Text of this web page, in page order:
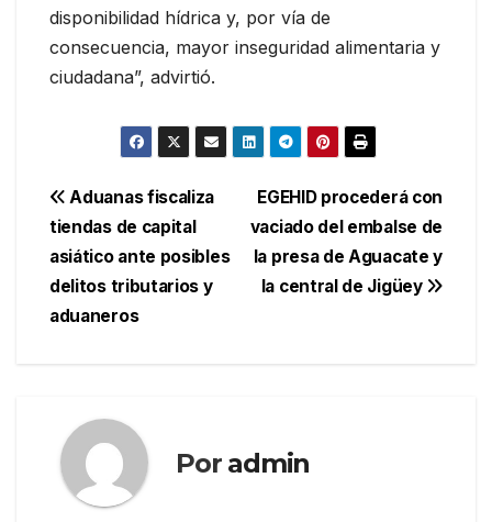
disponibilidad hídrica y, por vía de
consecuencia, mayor inseguridad alimentaria y
ciudadana”, advirtió.
Navegación
de
entradas
EGEHID procederá con
vaciado del embalse de
la presa de Aguacate y
la central de Jigüey
Aduanas fiscaliza
tiendas de capital
asiático ante posibles
delitos tributarios y
aduaneros
Por admin